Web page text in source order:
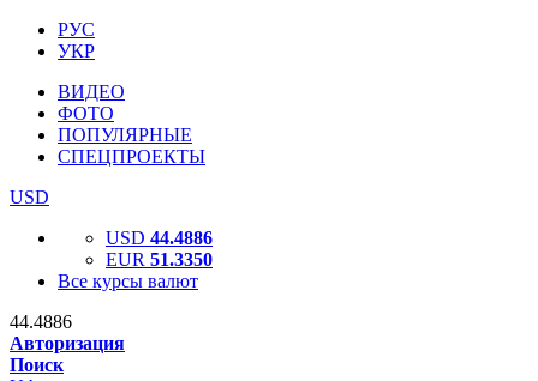
РУС
УКР
ВИДЕО
ФОТО
ПОПУЛЯРНЫЕ
СПЕЦПРОЕКТЫ
USD
USD 44.4886
EUR 51.3350
Все курсы валют
44.4886
Авторизация
Поиск